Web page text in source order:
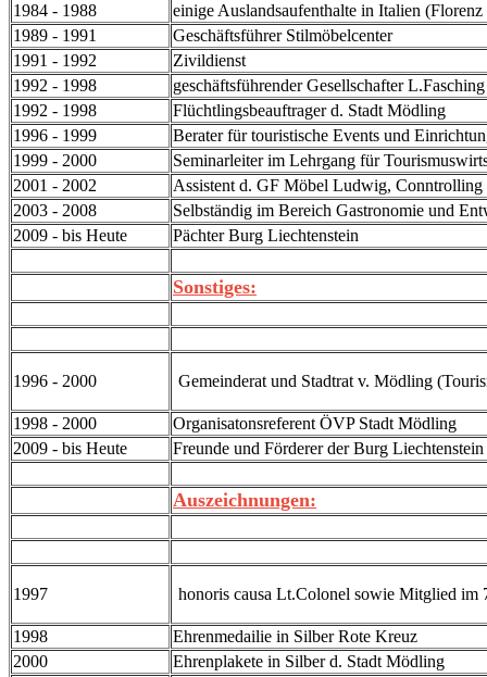
1984 - 1988
einige Auslandsaufenthalte in Italien
1989 - 1991
Geschäftsführer Stilmöbelcenter
1991 - 1992
Zivildienst
1992 - 1998
geschäftsführender Gesellschafter
1992 - 1998
Flüchtlingsbeauftrager d. Stadt Mödling
1996 - 1999
Berater für touristische Events und
1999 - 2000
Seminarleiter im Lehrgang für
2001 - 2002
Assistent d. GF Möbel Ludwig, Conntrolling
2003 - 2008
Selbständig im Bereich Gastronomie und
2009 - bis Heute
Pächter Burg Liechtenstein
Sonstiges:
1996 - 2000 Gemeinderat und Stadtrat v. Mödling
1998 - 2000
Organisatonsreferent ÖVP Stadt Mödling
2009 - bis Heute
Freunde und Förderer der Burg Liechtenstein
Auszeichnungen:
1997 honoris causa Lt.Colonel sowie Mitglied im
1998
Ehrenmedailie in Silber Rote Kreuz
2000
Ehrenplakete in Silber d. Stadt Mödling